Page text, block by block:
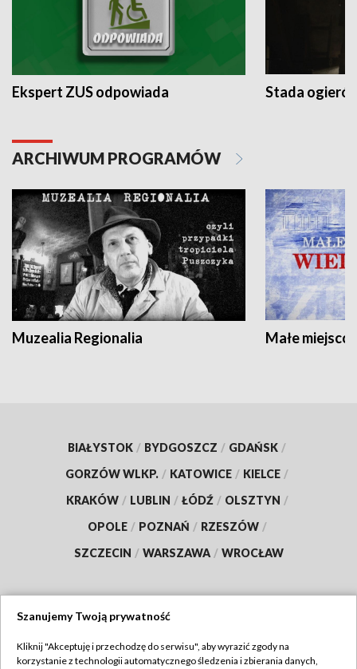
Ekspert ZUS odpowiada Stada
ARCHIWUM PROGRAMÓW
Muzealia Regionalia Małe
BIAŁYSTOK / BYDGOSZCZ / GDAŃSK /
GORZÓW WLKP. / KATOWICE / KIELCE /
KRAKÓW / LUBLIN / ŁÓDŹ / OLSZTYN /
OPOLE / POZNAŃ / RZESZÓW /
SZCZECIN / WARSZAWA / WROCŁAW
TVP
Szanujemy Twoją prywatność
Kliknij "Akceptuję i przechodzę do serwisu", aby wyrazić zgody na
korzystanie z technologii automatycznego śledzenia i zbierania danych,